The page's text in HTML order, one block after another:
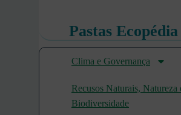
Pastas Ecopédia
Clima e Governança
Recusos Naturais, Natureza
Biodiversidade